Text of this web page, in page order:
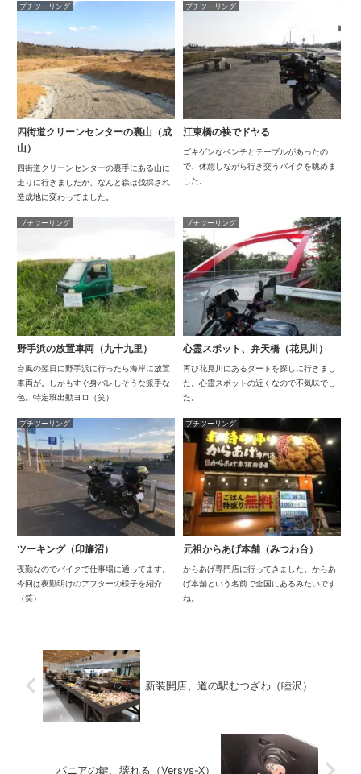
プチツーリング
四街道クリーンセンターの裏山（成
山）
四街道クリーンセンターの裏手にある山に
走りに行きましたが、なんと森は伐採され
造成地に変わってました。
プチツーリング
江東橋の袂でドヤる
ゴキゲンなベンチとテーブルがあったの
で、休憩しながら行き交うバイクを眺めま
した。
プチツーリング
野手浜の放置車両（九十九里）
台風の翌日に野手浜に行ったら海岸に放置
車両が。しかもすぐ身バレしそうな派手な
色。特定班出動ヨロ（笑）
プチツーリング
心霊スポット、弁天橋（花見川）
再び花見川にあるダートを探しに行きまし
た。心霊スポットの近くなので不気味でし
た。
プチツーリング
ツーキング（印旛沼）
夜勤なのでバイクで仕事場に通ってます。
今回は夜勤明けのアフターの様子を紹介
（笑）
プチツーリング
元祖からあげ本舗（みつわ台）
からあげ専門店に行ってきました。からあ
げ本舗という名前で全国にあるみたいです
ね。
新装開店、道の駅むつざわ（睦沢）
パニアの鍵、壊れる（Versys-X）